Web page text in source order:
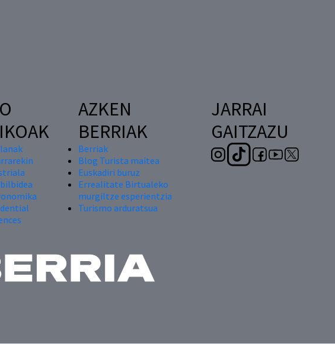
AZKEN
BERRIAK
Berriak
Blog Turista maitea
Euskadiri buruz
Errealitate Birtualeko
murgiltze esperientzia
Turismo arduratsua
JARRAI
GAITZAZU